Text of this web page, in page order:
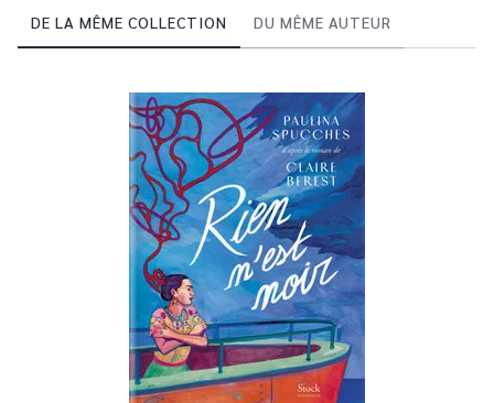
DE LA MÊME COLLECTION DU MÊME AUTEUR